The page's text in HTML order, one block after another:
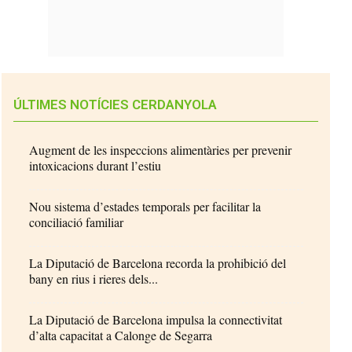
ÚLTIMES NOTÍCIES CERDANYOLA
Augment de les inspeccions alimentàries per prevenir
intoxicacions durant l’estiu
Nou sistema d’estades temporals per facilitar la
conciliació familiar
La Diputació de Barcelona recorda la prohibició del
bany en rius i rieres dels...
La Diputació de Barcelona impulsa la connectivitat
d’alta capacitat a Calonge de Segarra